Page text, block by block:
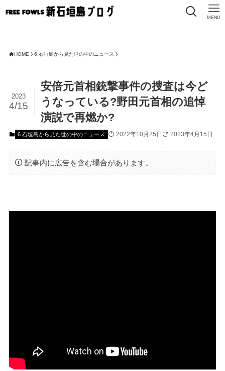
MENU
HOME 6.石垣島から見た世の中のニュース
安倍元首相銃撃事件の捜査は今ど
うなっている?野田元首相の追悼
演説で再燃か?
2023
4/15
6.石垣島から見た世の中のニュース 2022年10月25日 2023年4月15日
記事内に広告を含む場合があります。